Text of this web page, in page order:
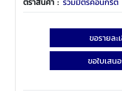
ขอรายละ
ขอใบเสน